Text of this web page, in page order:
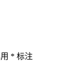
* 标注